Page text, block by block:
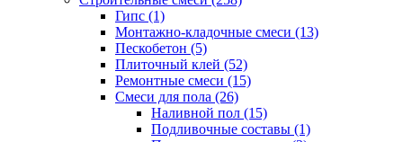
Гипс (1)
Монтажно-кладочные смеси (13)
Пескобетон (5)
Плиточный клей (52)
Ремонтные смеси (15)
Смеси для пола (26)
Наливной пол (15)
Подливочные составы (1)